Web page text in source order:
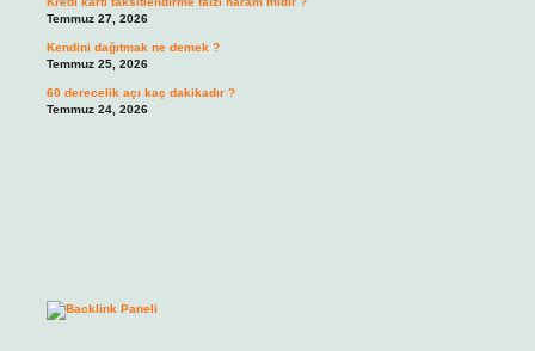
Temmuz 27, 2026
Kendini dağıtmak ne demek ?
Temmuz 25, 2026
60 derecelik açı kaç dakikadır ?
Temmuz 24, 2026